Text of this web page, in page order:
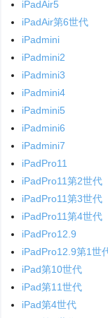
iPadAir5
iPadAir第6世代
iPadmini
iPadmini2
iPadmini3
iPadmini4
iPadmini5
iPadmini6
iPadmini7
iPadPro11
iPadPro11第2世代
iPadPro11第3世代
iPadPro11第4世代
iPadPro12.9
iPadPro12.9第1世
iPad第10世代
iPad第11世代
iPad第4世代